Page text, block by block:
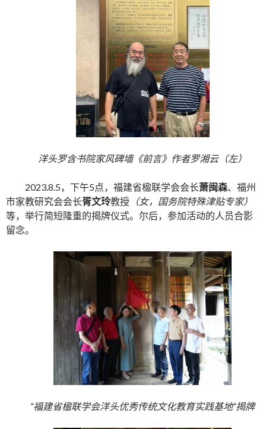
洋头罗含书院家风碑墙《前言》作者罗湘云（左）
2023.8.5，下午5点，福建省楹联学会会长萧闽森、福州
市家教研究会会长胥文玲教授 （女，国务院特殊津贴专家）
等，举行简短隆重的揭牌仪式。尔后，参加活动的人员合影
留念。
“福建省楹联学会洋头优秀传统文化教育实践基地”揭牌